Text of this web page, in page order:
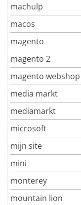
machulp
macos
magento
magento 2
magento webshop
media markt
mediamarkt
microsoft
mijn site
mini
monterey
mountain lion